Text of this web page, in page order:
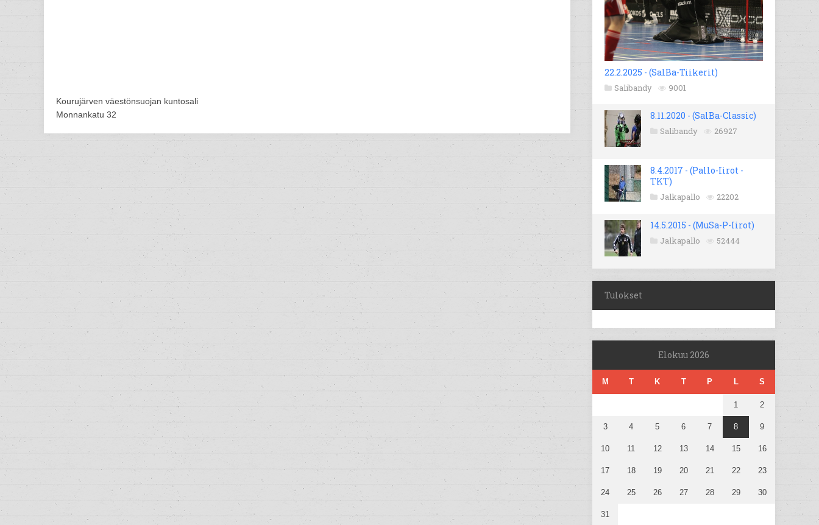
Kourujärven väestönsuojan kuntosali
Monnankatu 32
22.2.2025 - (SalBa-Tiikerit)
Salibandy 9001
8.11.2020 - (SalBa-Classic)
Salibandy 26927
8.4.2017 - (Pallo-Iirot -
TKT)
Jalkapallo 22202
14.5.2015 - (MuSa-P-Iirot)
Jalkapallo 52444
Tulokset
Elokuu 2026
M T K T P L S
1 2
3 4 5 6 7 8 9
10 11 12 13 14 15 16
17 18 19 20 21 22 23
24 25 26 27 28 29 30
31